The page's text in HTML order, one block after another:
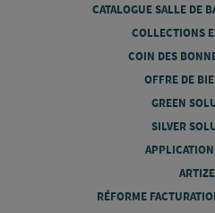
CATALOGUE SALLE DE
COLLECTIONS
COIN DES
OFFRE DE
GREEN
SILVER
RÉFORME